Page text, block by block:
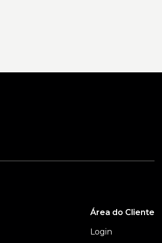
Área do Cliente
Login